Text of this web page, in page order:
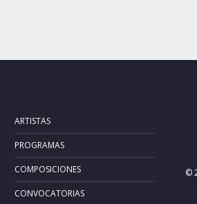
ARTISTAS
PROGRAMAS
COMPOSICIONES
CONVOCATORIAS
©